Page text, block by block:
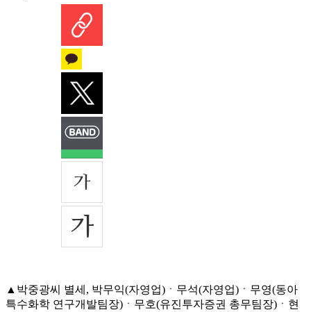
▲박중광씨 별세, 박무익(자영업)ㆍ무석(자영업)ㆍ무영(동아
특수화학 연구개발팀장)ㆍ무호(유진투자증권 총무팀장)ㆍ현